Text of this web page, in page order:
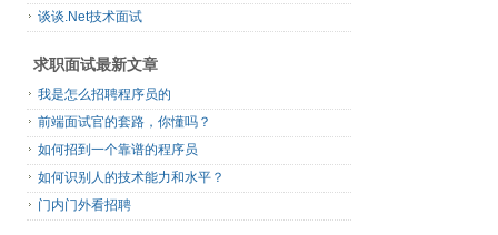
谈谈.Net技术面试
求职面试最新文章
我是怎么招聘程序员的
前端面试官的套路，你懂吗？
如何招到一个靠谱的程序员
如何识别人的技术能力和水平？
门内门外看招聘